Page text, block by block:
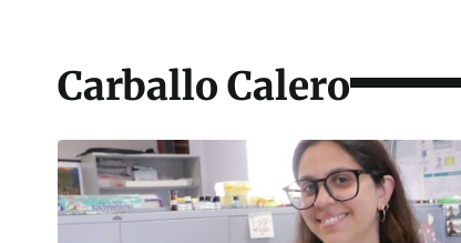
Carballo Calero